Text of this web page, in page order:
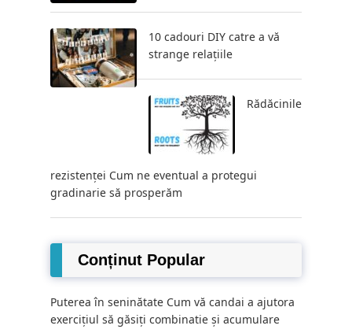
10 cadouri DIY catre a vă
strange relațiile
Rădăcinile
rezistenței Cum ne eventual a protegui
gradinarie să prosperăm
Conținut Popular
Puterea în seninătate Cum vă candai a ajutora
exercițiul să găsiți combinatie și acumulare